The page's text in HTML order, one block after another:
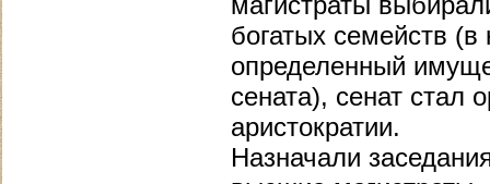
богатых семейств
определенный
сената), сенат стал
аристократии.
Назначали